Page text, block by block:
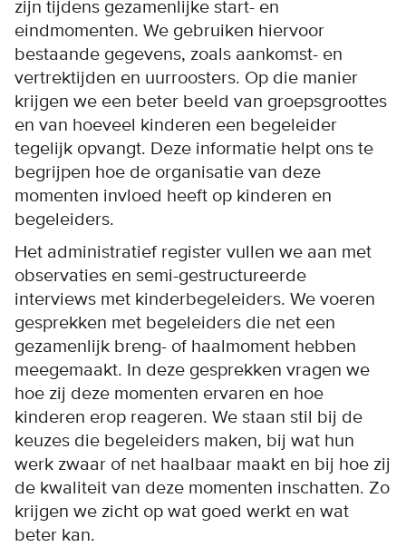
zijn tijdens gezamenlijke start- en
eindmomenten. We gebruiken hiervoor
bestaande gegevens, zoals aankomst- en
vertrektijden en uurroosters. Op die manier
krijgen we een beter beeld van groepsgroottes
en van hoeveel kinderen een begeleider
tegelijk opvangt. Deze informatie helpt ons te
begrijpen hoe de organisatie van deze
momenten invloed heeft op kinderen en
begeleiders.
Het administratief register vullen we aan met
observaties en semi-gestructureerde
interviews met kinderbegeleiders. We voeren
gesprekken met begeleiders die net een
gezamenlijk breng- of haalmoment hebben
meegemaakt. In deze gesprekken vragen we
hoe zij deze momenten ervaren en hoe
kinderen erop reageren. We staan stil bij de
keuzes die begeleiders maken, bij wat hun
werk zwaar of net haalbaar maakt en bij hoe zij
de kwaliteit van deze momenten inschatten. Zo
krijgen we zicht op wat goed werkt en wat
beter kan.